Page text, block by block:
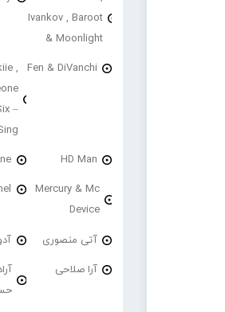
Ivankov , Baroot
& Moonlight
Fen & DiVanchi
,
–
HD Man
Mercury & Mc
Device
آتی منصوری
آرا صلاحی